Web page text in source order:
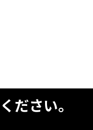
ださい。